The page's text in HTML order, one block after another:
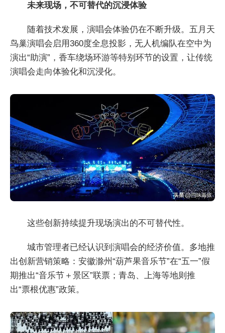
未来现场，不可替代的沉浸体验
随着技术发展，演唱会体验仍在不断升级。五月天
鸟巢演唱会启用360度全息投影，无人机编队在空中为
演出“助演”，香车绕场环游等特别环节的设置，让传统
演唱会走向体验化和沉浸化。
这些创新持续提升现场演出的不可替代性。
城市管理者已经认识到演唱会的经济价值。多地推
出创新营销策略：安徽滁州“葫芦果音乐节”在“五一”假
期推出“音乐节＋景区”联票；青岛、上海等地则推
出“票根优惠”政策。